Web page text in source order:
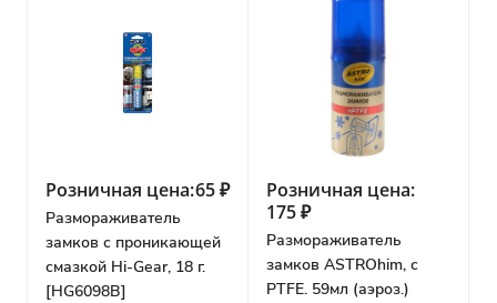
Розничная цена:65 ₽
Размораживатель
замков с проникающей
смазкой Hi-Gear, 18 г.
[HG6098B]
Розничная цена:
175 ₽
Размораживатель
замков ASTROhim, с
PTFE. 59мл (аэроз.)